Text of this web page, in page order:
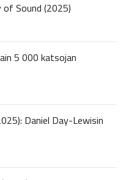
Sound (2025)
5 000 katsojan
Daniel Day-Lewisin